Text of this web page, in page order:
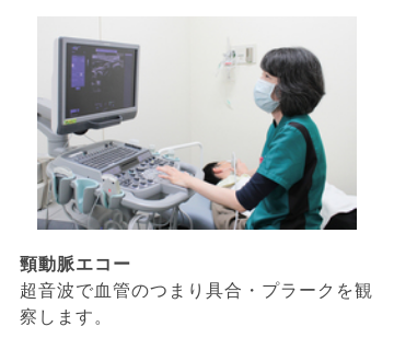
頸動脈エコー
超音波で血管のつまり具合・プラークを観
察します。